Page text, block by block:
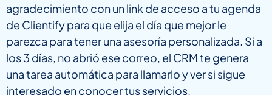
agradecimiento con un link de acceso a tu agenda
de Clientify para que elija el día que mejor le
parezca para tener una asesoría personalizada. Si a
los 3 días, no abrió ese correo, el CRM te genera
una tarea automática para llamarlo y ver si sigue
interesado en conocer tus servicios.